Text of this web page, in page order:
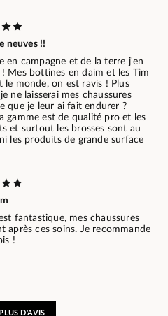
neuves !!
en campagne et de la terre j'en
! Mes bottines en daim et les Tim
le monde, on est ravis ! Plus
ne laisserai mes chaussures
que je leur ai fait endurer ?
gamme est de qualité pro et les
et surtout les brosses sont au
les produits de grande surface
fantastique, mes chaussures
après ces soins. Je recommande
!
D'AVIS